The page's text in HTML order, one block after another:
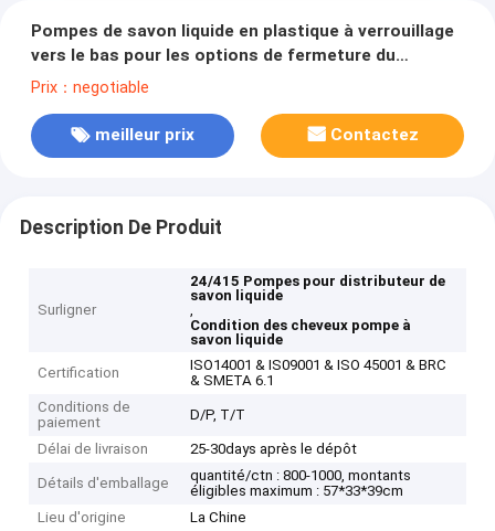
Pompes de savon liquide en plastique à verrouillage
vers le bas pour les options de fermeture du
shampooing et de la coiffure 24/415
Prix：negotiable
meilleur prix Contactez
Description De Produit
Surligner
24/415 Pompes pour distributeur de
savon liquide
,
Condition des cheveux pompe à
savon liquide
Certification
ISO14001 & IS09001 & ISO 45001 & BRC
& SMETA 6.1
Conditions de
paiement
D/P, T/T
Délai de livraison 25-30days après le dépôt
Détails d'emballage
quantité/ctn : 800-1000, montants
éligibles maximum : 57*33*39cm
Lieu d'origine
La Chine